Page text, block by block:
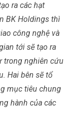
ra các hạt
BK Holdings thì
công nghệ và
tới sẽ tạo ra
trong nghiên cứu
Hai bên sẽ tổ
mục tiêu chung
hành của các